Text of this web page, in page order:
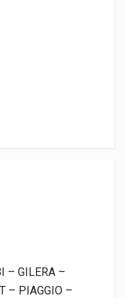
– GILERA –
– PIAGGIO –